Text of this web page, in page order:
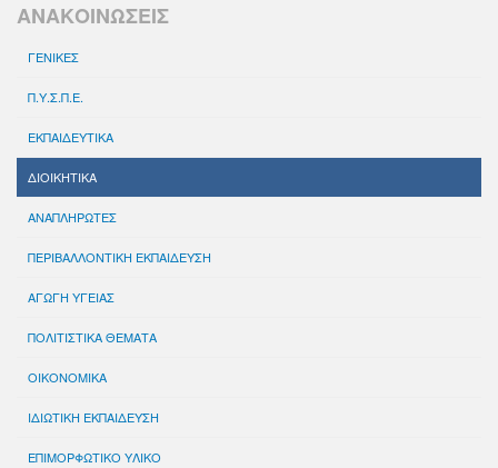
ΑΝΑΚΟΙΝΩΣΕΙΣ
ΓΕΝΙΚΕΣ
Π.Υ.Σ.Π.Ε.
ΕΚΠΑΙΔΕΥΤΙΚΑ
ΔΙΟΙΚΗΤΙΚΑ
ΑΝΑΠΛΗΡΩΤΕΣ
ΠΕΡΙΒΑΛΛΟΝΤΙΚΗ ΕΚΠΑΙΔΕΥΣΗ
ΑΓΩΓΗ ΥΓΕΙΑΣ
ΠΟΛΙΤΙΣΤΙΚΑ ΘΕΜΑΤΑ
ΟΙΚΟΝΟΜΙΚΑ
ΙΔΙΩΤΙΚΗ ΕΚΠΑΙΔΕΥΣΗ
ΕΠΙΜΟΡΦΩΤΙΚΟ ΥΛΙΚΟ